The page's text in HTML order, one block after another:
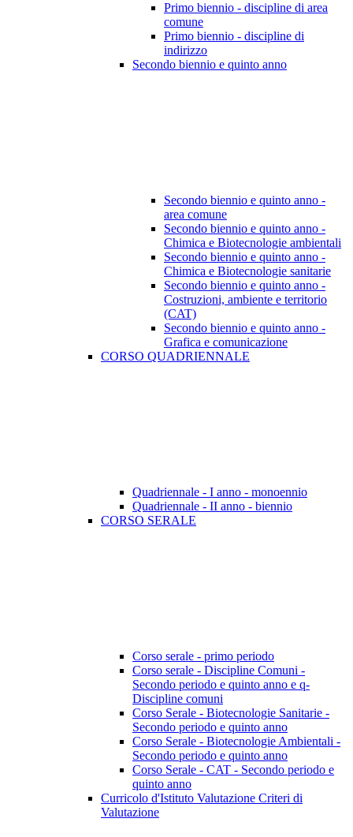
Primo biennio - discipline di area
comune
Primo biennio - discipline di
indirizzo
Secondo biennio e quinto anno
Secondo biennio e quinto anno -
area comune
Secondo biennio e quinto anno -
Chimica e Biotecnologie ambientali
Secondo biennio e quinto anno -
Chimica e Biotecnologie sanitarie
Secondo biennio e quinto anno -
Costruzioni, ambiente e territorio
(CAT)
Secondo biennio e quinto anno -
Grafica e comunicazione
CORSO QUADRIENNALE
Quadriennale - I anno - monoennio
Quadriennale - II anno - biennio
CORSO SERALE
Corso serale - primo periodo
Corso serale - Discipline Comuni -
Secondo periodo e quinto anno e q-
Discipline comuni
Corso Serale - Biotecnologie Sanitarie -
Secondo periodo e quinto anno
Corso Serale - Biotecnologie Ambientali -
Secondo periodo e quinto anno
Corso Serale - CAT - Secondo periodo e
quinto anno
Curricolo d'Istituto Valutazione Criteri di
Valutazione